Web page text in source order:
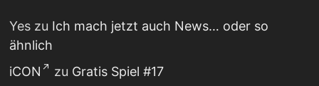
Yeszu Ich mach jetzt auch News… oder so
ähnlich
iCON
zu Gratis Spiel #17